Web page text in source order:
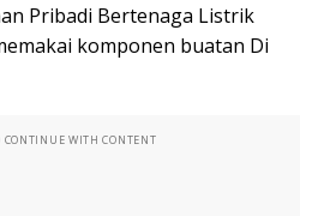
Pribadi Bertenaga Listrik
komponen buatan Di
CONTINUE WITH CONTENT